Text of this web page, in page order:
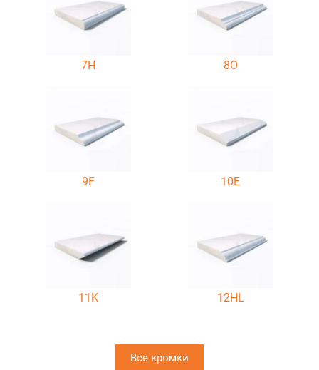
7H 8O
9F 10E
11K 12HL
Все кромки